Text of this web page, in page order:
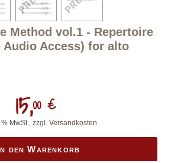
Method vol.1 - Repertoire
Audio Access) for alto
15,00 €
MwSt., zzgl. Versandkosten
den Warenkorb